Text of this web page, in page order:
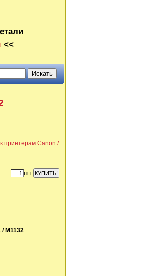
<<
принтерам Canon /
шт
/ M1132